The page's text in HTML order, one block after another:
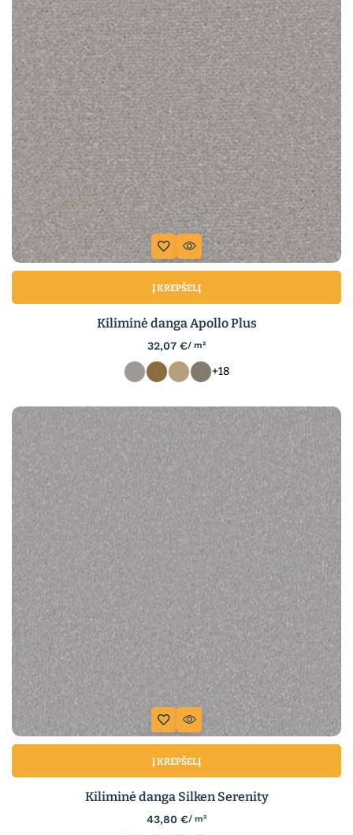
Į KREPŠELĮ
Kiliminė danga Apollo Plus
32,07 €/ m²
+18
Į KREPŠELĮ
Kiliminė danga Silken Serenity
43,80 €/ m²